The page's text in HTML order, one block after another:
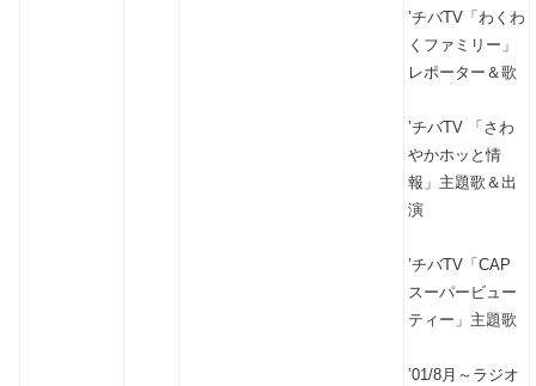
’チバTV「わくわ
くファミリー」
レポーター＆歌
’チバTV 「さわ
やかホッと情
報」主題歌＆出
演
’チバTV「CAP
スーパービュー
ティー」主題歌
’01/8月～ラジオ